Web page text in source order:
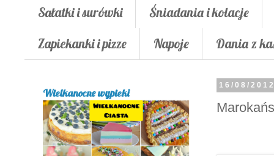
Sałatki i surówki
Śniadania i kolacje
Zapiekanki i pizze
Napoje Dania z
16/08/
Wielkanocne wypieki